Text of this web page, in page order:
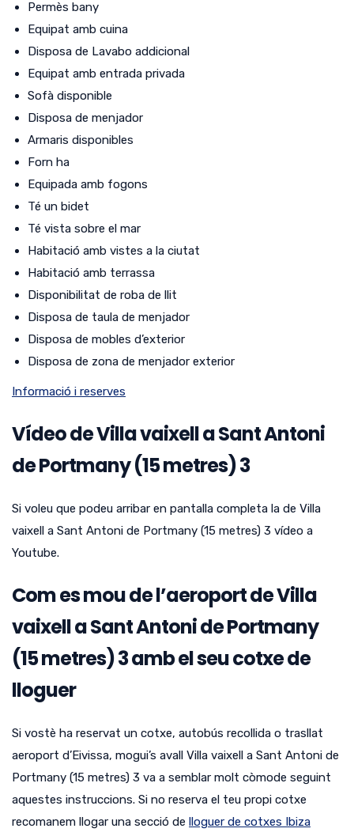
Permès bany
Equipat amb cuina
Disposa de Lavabo addicional
Equipat amb entrada privada
Sofà disponible
Disposa de menjador
Armaris disponibles
Forn ha
Equipada amb fogons
Té un bidet
Té vista sobre el mar
Habitació amb vistes a la ciutat
Habitació amb terrassa
Disponibilitat de roba de llit
Disposa de taula de menjador
Disposa de mobles d’exterior
Disposa de zona de menjador exterior
Informació i reserves
Vídeo de Villa vaixell a Sant Antoni
de Portmany (15 metres) 3
Si voleu que podeu arribar en pantalla completa la de Villa
vaixell a Sant Antoni de Portmany (15 metres) 3 vídeo a
Youtube.
Com es mou de l’aeroport de Villa
vaixell a Sant Antoni de Portmany
(15 metres) 3 amb el seu cotxe de
lloguer
Si vostè ha reservat un cotxe, autobús recollida o trasllat
aeroport d’Eivissa, mogui’s avall Villa vaixell a Sant Antoni de
Portmany (15 metres) 3 va a semblar molt còmode seguint
aquestes instruccions. Si no reserva el teu propi cotxe
recomanem llogar una secció de lloguer de cotxes Ibiza